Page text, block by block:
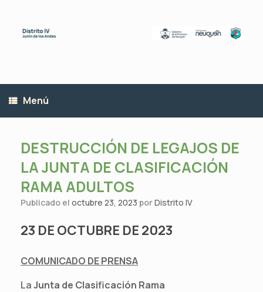
contenido
Menú
DESTRUCCIÓN DE LEGAJOS DE
LA JUNTA DE CLASIFICACIÓN
RAMA ADULTOS
Publicado el octubre 23, 2023 porDistrito IV
23 DE OCTUBRE DE 2023
COMUNICADO DE PRENSA
LaJunta de Clasificación Rama